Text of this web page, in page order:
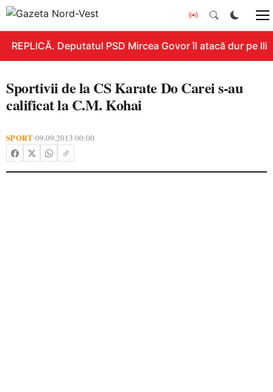
REPLICĂ. Deputatul PSD Mircea Govor îl atacă dur pe
Sportivii de la CS Karate Do Carei s-au
calificat la C.M. Kohai
SPORT•09.09.2013 00:00